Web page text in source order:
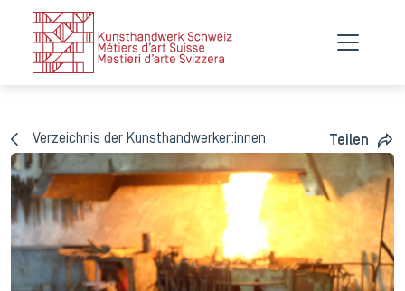
Verzeichnis der Kunsthandwerker:innen Teilen